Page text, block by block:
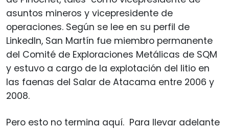
asuntos mineros y vicepresidente de
operaciones. Según se lee en su perfil de
LinkedIn, San Martín fue miembro permanente
del Comité de Exploraciones Metálicas de SQM
y estuvo a cargo de la explotación del litio en
las faenas del Salar de Atacama entre 2006 y
2008.
Pero esto no termina aquí. Para llevar adelante